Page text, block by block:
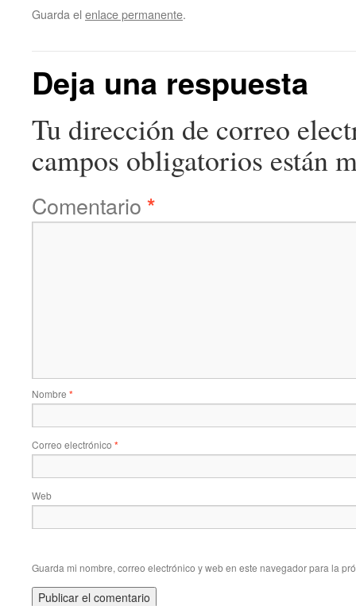
Guarda el enlace permanente.
Deja una respuesta
Tu dirección de correo
campos obligatorios están
Comentario *
Nombre *
Correo electrónico *
Web
Guarda mi nombre, correo electrónico y web en este navegador para la